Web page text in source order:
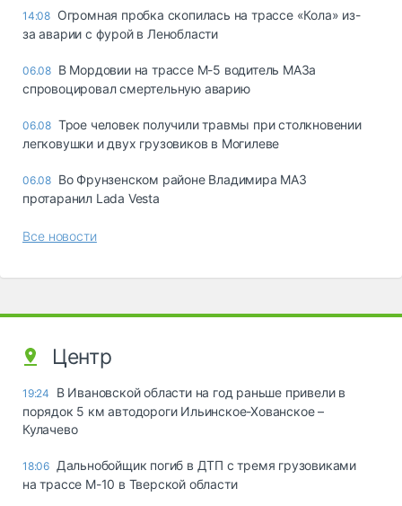
14:08 Огромная пробка скопилась на трассе «Кола» из-
за аварии с фурой в Ленобласти
06.08 В Мордовии на трассе М-5 водитель МАЗа
спровоцировал смертельную аварию
06.08 Трое человек получили травмы при столкновении
легковушки и двух грузовиков в Могилеве
06.08 Во Фрунзенском районе Владимира МАЗ
протаранил Lada Vesta
Все новости
Центр
19:24
В Ивановской области на год раньше привели в
порядок 5 км автодороги Ильинское-Хованское –
Кулачево
18:06 Дальнобойщик погиб в ДТП с тремя грузовиками
на трассе М-10 в Тверской области